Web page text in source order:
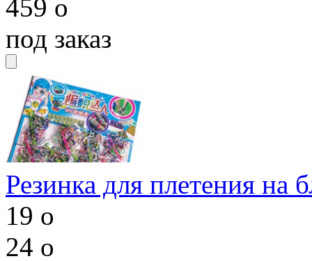
459 o
под заказ
Резинка для плетения на
19 o
24 o